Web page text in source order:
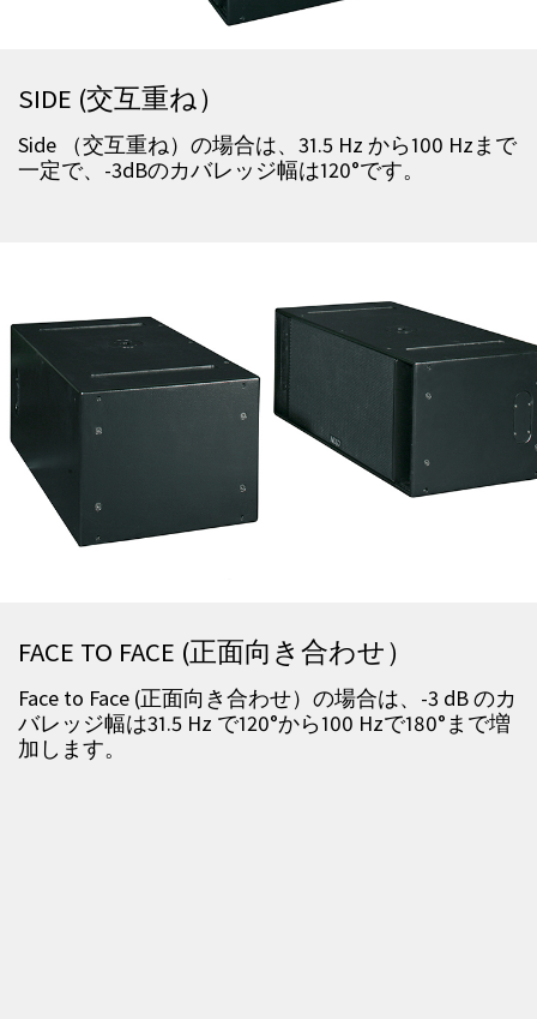
SIDE (交互重ね）
Side （交互重ね）の場合は、 31.5 Hz から100 Hzまで
一定で、 -3dBのカバレッジ幅は120°です。
FACE TO FACE (正面向き合わせ）
Face to Face (正面向き合わせ）の場合は、 -3 dBのカ
バレッジ幅は31.5 Hz で120°から100 Hzで180°まで増
加します。